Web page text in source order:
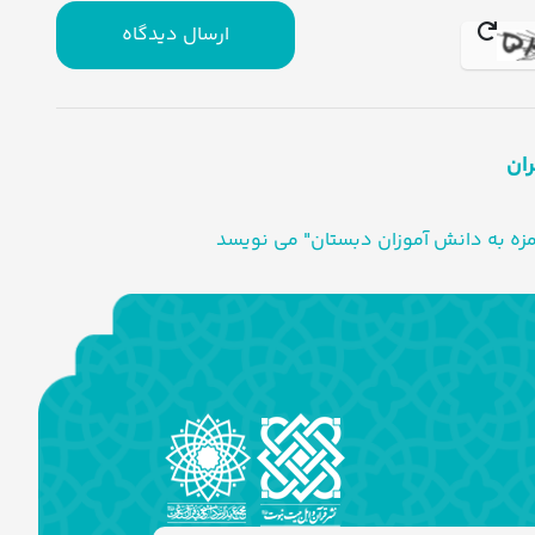
ارسال دیدگاه
به دانش آموزان دبستان" می نویسد